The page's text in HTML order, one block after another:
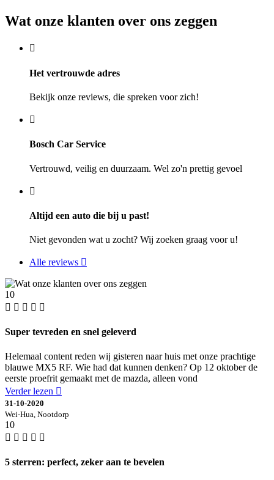
Wat onze klanten over ons zeggen
Het vertrouwde adres
Bekijk onze reviews, die spreken voor zich!
Bosch Car Service
Vertrouwd, veilig en duurzaam. Wel zo'n prettig gevoel
Altijd een auto die bij u past!
Niet gevonden wat u zocht? Wij zoeken graag voor u!
Alle reviews
10
Super tevreden en snel geleverd
Helemaal content reden wij gisteren naar huis met onze prachtige
blauwe MX5 RF. Wie had dat kunnen denken? Op 12 oktober de
eerste proefrit gemaakt met de mazda, alleen vond
Verder lezen
31-10-2020
Wei-Hua, Nootdorp
10
5 sterren: perfect, zeker aan te bevelen